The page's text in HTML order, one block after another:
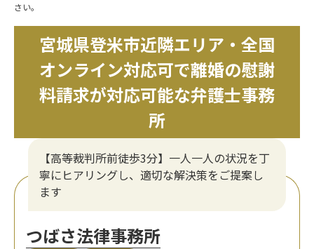
さい。
宮城県登米市近隣エリア・全国
オンライン対応可で離婚の慰謝
料請求が対応可能な弁護士事務
所
【高等裁判所前徒歩3分】一人一人の状況を丁
寧にヒアリングし、適切な解決策をご提案し
ます
つばさ法律事務所